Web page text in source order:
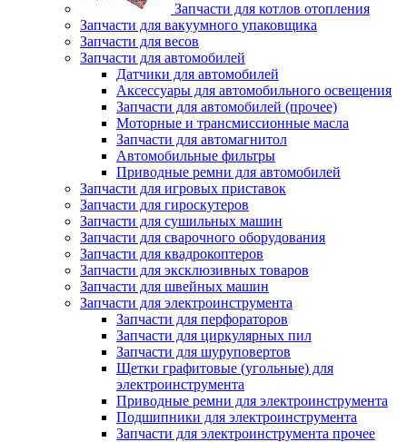
Запчасти для котлов отопления
Запчасти для вакуумного упаковщика
Запчасти для весов
Запчасти для автомобилей
Датчики для автомобилей
Аксессуары для автомобильного освещения
Запчасти для автомобилей (прочее)
Моторные и трансмиссионные масла
Запчасти для автомагнитол
Автомобильные фильтры
Приводные ремни для автомобилей
Запчасти для игровых приставок
Запчасти для гироскутеров
Запчасти для сушильных машин
Запчасти для сварочного оборудования
Запчасти для квадрокоптеров
Запчасти для эксклюзивных товаров
Запчасти для швейных машин
Запчасти для электроинструмента
Запчасти для перфораторов
Запчасти для циркулярных пил
Запчасти для шуруповертов
Щетки графитовые (угольные) для
электроинструмента
Приводные ремни для электроинструмента
Подшипники для электроинструмента
Запчасти для электроинструмента прочее